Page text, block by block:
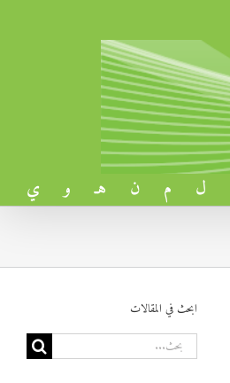
ل م ن هـ و ي
ابحث في المقالات
البحث
عن: